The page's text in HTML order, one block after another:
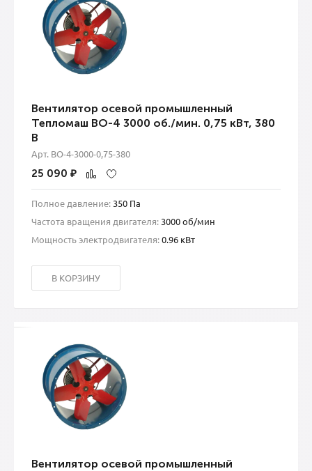
Вентилятор осевой промышленный
Тепломаш ВО-4 3000 об./мин. 0,75 кВт, 380
В
Арт. ВО-4-3000-0,75-380
25 090 ₽
Полное давление: 350 Па
Частота вращения двигателя: 3000 об/мин
Мощность электродвигателя:0.96 кВт
В КОРЗИНУ
Вентилятор осевой промышленный